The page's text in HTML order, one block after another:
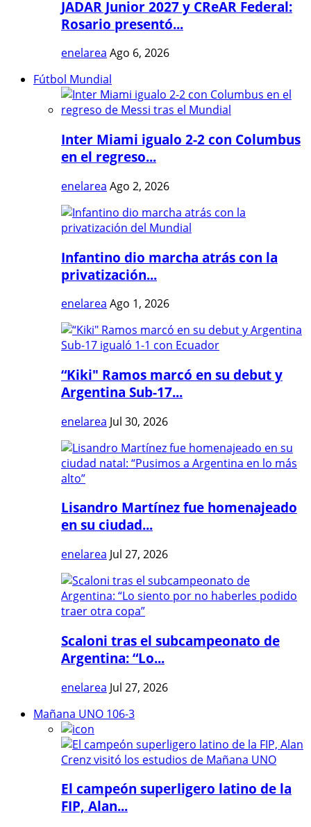
JADAR Junior 2027 y CReAR Federal:
Rosario presentó...
enelarea Ago 6, 2026
Fútbol Mundial
Inter Miami igualo 2-2 con Columbus
en el regreso...
enelarea Ago 2, 2026
Infantino dio marcha atrás con la
privatización...
enelarea Ago 1, 2026
“Kiki" Ramos marcó en su debut y
Argentina Sub-17...
enelarea Jul 30, 2026
Lisandro Martínez fue homenajeado
en su ciudad...
enelarea Jul 27, 2026
Scaloni tras el subcampeonato de
Argentina: “Lo...
enelarea Jul 27, 2026
Mañana UNO 106-3
El campeón superligero latino de la
FIP, Alan...